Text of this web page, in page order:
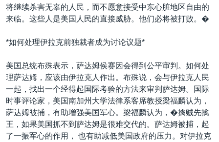
GEN Z 看美国
将继续杀害无辜的人民，而不愿意接受中东心脏地区自由的
来临。这些人是美国人民的直接威胁。他们必将被打败。�
*如何处理伊拉克前独裁者成为讨论议题*
美国总统布殊表示，萨达姆侯赛因会得到公平审判。如何处
理萨达姆，应该由伊拉克人作出。布殊说，会与伊拉克人民
一起，找出一个经得起国际考验的方法来审判萨达姆。国际
时事评论家，美国南加州大学法律系客席教授梁福麟认为，
萨达姆被捕，有助增强美国军心。梁福麟认为，�擒贼先擒
王，如果美国抓不到萨达姆是很难交代的。萨达姆被捕，起
了一振军心的作用， 也有助减低美国政府的压力。对伊拉克